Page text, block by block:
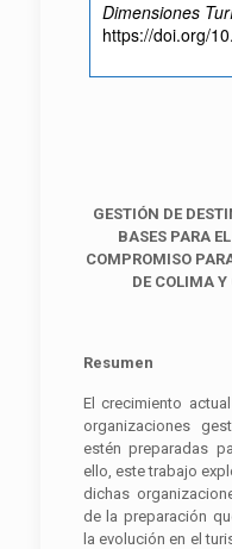
Dimensiones
https://doi.org/
GESTIÓN DE
BASES PARA
COMPROMISO
DE COLIMA
Resumen
El crecimiento
organizaciones
estén preparadas
ello, este trabajo
dichas
de la preparación
la evolución en el